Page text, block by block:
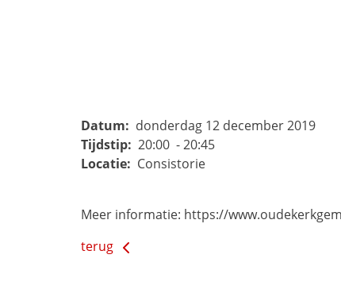
Datum: donderdag 12 december 2019
Tijdstip: 20:00 - 20:45
Locatie: Consistorie
Meer informatie: https://
terug